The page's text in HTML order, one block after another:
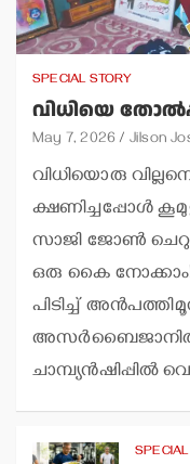
SPECIAL STORY
വിധിയെ
May 7, 2026 Jilson
വിധിയൊരു
ക്ഷണിച്ചപ്പോള്‍
സാജി ജോണ്‍
ഒരു കൈ
പിടിച്ച്
അസര്‍ബൈജാനില്‍
ചാമ്പ്യന്‍ഷിപ്പില്‍